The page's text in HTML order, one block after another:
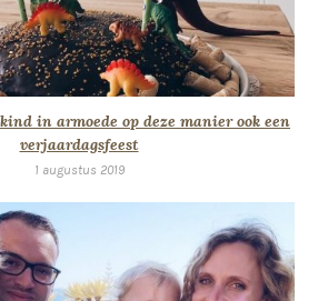
in armoede op deze manier ook een
verjaardagsfeest
1 augustus 2019